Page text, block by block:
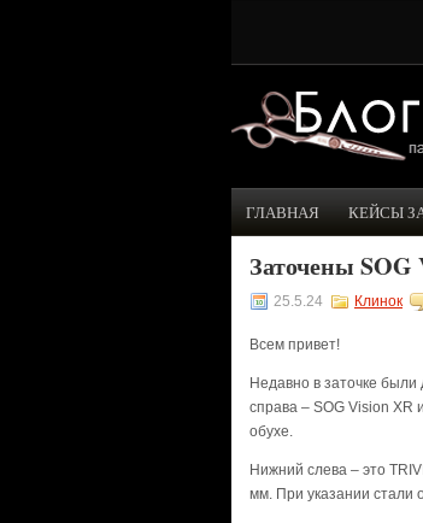
ГЛАВНАЯ КЕЙСЫ
Заточены
25.5.24 Клинок
Всем привет!
Недавно в заточке
справа – SOG Vision
обухе.
Нижний слева – это
мм. При указании стали